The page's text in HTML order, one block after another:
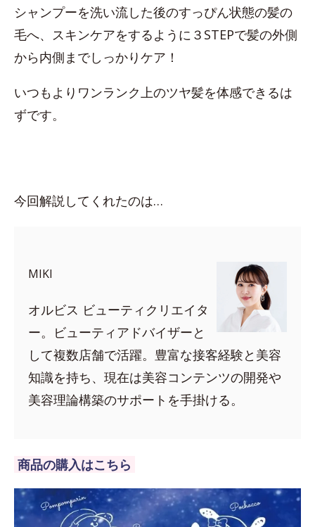
シャンプーを洗い流した後のすっぴん状態の髪の
毛へ、スキンケアをするように３STEPで髪の外側
から内側までしっかりケア！
いつもよりワンランク上のツヤ髪を体感できるは
ずです。
今回解説してくれたのは…
MIKI
オルビス ビューティクリエイタ
ー。ビューティアドバイザーと
して複数店舗で活躍。豊富な接客経験と美容
知識を持ち、現在は美容コンテンツの開発や
美容理論構築のサポートを手掛ける。
商品の購入はこちら